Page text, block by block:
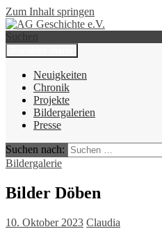
Zum Inhalt springen
AG Geschichte
Suchen
Neuigkeiten
Chronik
Projekte
Bildergalerien
Presse
Suchen nach:
Bildergalerie
Bilder Döben
10. Oktober 2023 Claudia